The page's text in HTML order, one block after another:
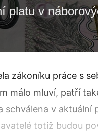
platu v
zákoníku práce s
málo mluví, patří
schválena v
totiž budou